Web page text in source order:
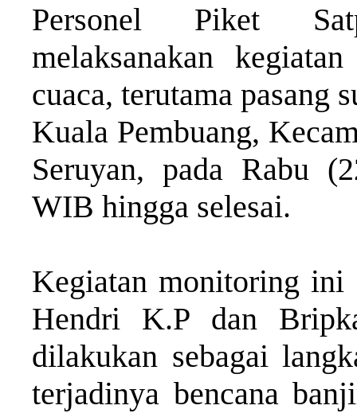
Personel Piket
melaksanakan
cuaca, terutama pasang
Kuala Pembuang,
Seruyan, pada Rabu
WIB hingga selesai.
Kegiatan monitoring ini
Hendri K.P dan
dilakukan sebagai
terjadinya bencana